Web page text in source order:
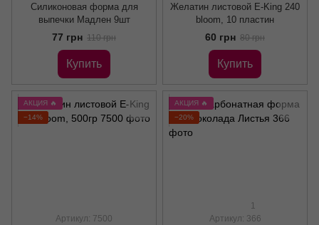
Силиконовая форма для
выпечки Мадлен 9шт
77 грн 110 грн
Купить
Желатин листовой E-King 240
bloom, 10 пластин
60 грн 80 грн
Купить
АКЦИЯ 🔥
−14%
Артикул: 7500
АКЦИЯ 🔥
−20%
1
Артикул: 366